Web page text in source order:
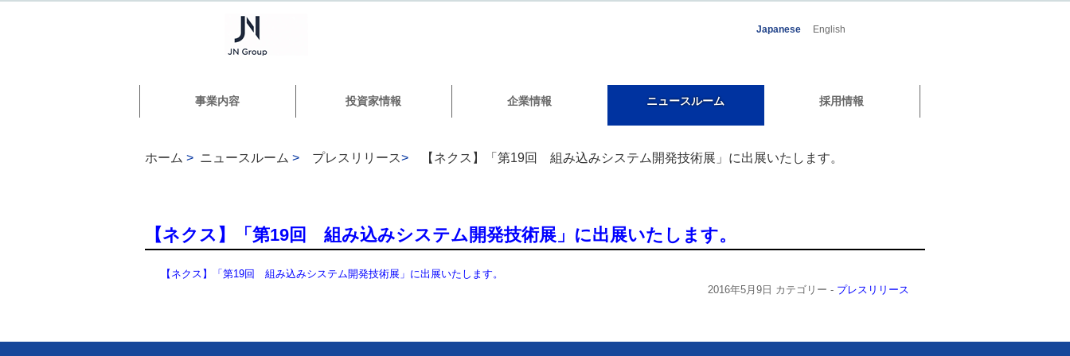
Japanese English
事業内容 投資家情報 企業情報 ニュースルーム 採用情報
ホーム > ニュースルーム > プレスリリース> 【ネクス】「第19回 組み込みシステム開発技術展」に出展いたします。
【ネクス】「第19回 組み込みシステム開発技術展」に出展いたします。
【ネクス】「第19回 組み込みシステム開発技術展」に出展いたします。
2016年5月9日 カテゴリー - プレスリリース